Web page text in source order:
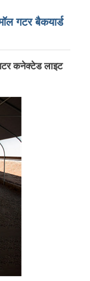
गटर बैकयार्ड
कनेक्टेड लाइट